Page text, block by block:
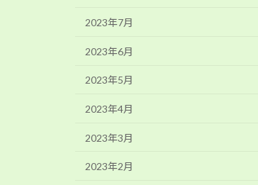
2023年7月
2023年6月
2023年5月
2023年4月
2023年3月
2023年2月